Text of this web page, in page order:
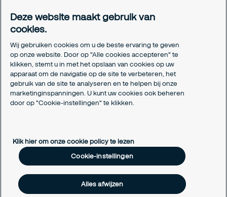
Certificeringen
Aanmeldformulieren installatiepartners
Juridisch
Privacyverklaring
Algemene voorwaarden
Responsible disclosure
Cookie-instellingen
Deze website maakt gebruik van
cookies.
Wij gebruiken cookies om u de beste ervaring te geven
op onze website. Door op "Alle cookies accepteren" te
klikken, stemt u in met het opslaan van cookies op uw
apparaat om de navigatie op de site te verbeteren, het
gebruik van de site te analyseren en te helpen bij onze
marketinginspanningen. U kunt uw cookies ook beheren
door op "Cookie-instellingen" te klikken.
Klik hier om onze cookie policy te lezen
Cookie-instellingen
Alles afwijzen